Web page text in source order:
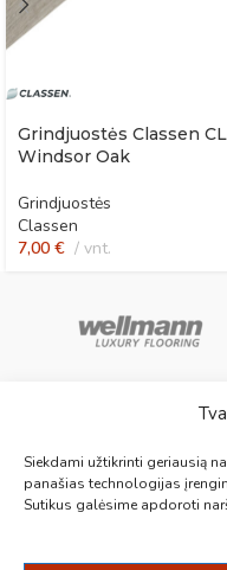
Siekdami užtikrinti geriausią
panašias technologijas
Sutikus galėsime apdoroti
Grindjuostės Classen
Windsor Oak
Grindjuostės
Classen
7,00 € vnt.
Aukščiausios kokybės
kiliminės plytelės,
jūsų grindims.
+370 687 19789